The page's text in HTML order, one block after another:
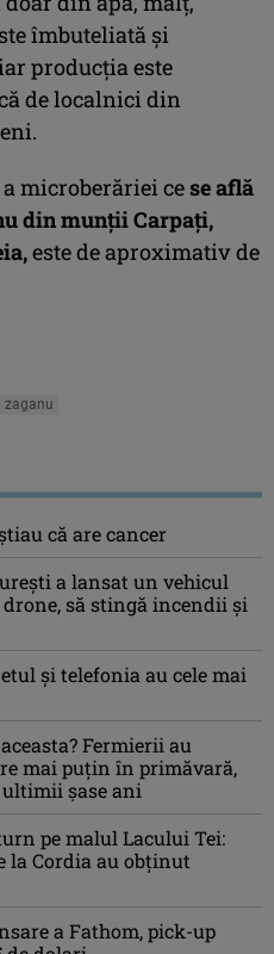
îmbuteliată şi
producţia este
de localnici din
microberăriei ce se află
din munţii Carpaţi,
este de aproximativ de
zaganu
că are cancer
a lansat un vehicul
drone, să stingă incendii și
și telefonia au cele mai
Fermierii au
mai puțin în primăvară,
șase ani
pe malul Lacului Tei:
la Cordia au obținut
a Fathom, pick-up